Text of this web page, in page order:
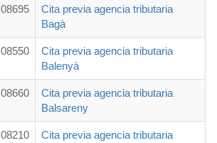
08695
Cita previa agencia tributaria
Bagà
08550
Cita previa agencia tributaria
Balenyà
08660
Cita previa agencia tributaria
Balsareny
08210
Cita previa agencia tributaria